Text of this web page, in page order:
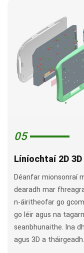
05
Líníochtaí 2D
Déanfar mionsonraí
dearadh mar
n-áiritheofar go
go léir agus na
seanbhunaithe. Ina
agus 3D a tháirgeadh.